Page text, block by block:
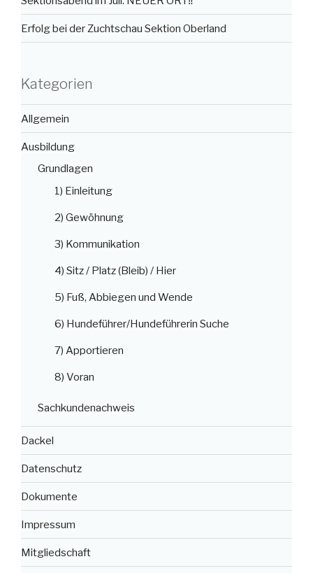
Erfolg bei der Zuchtschau Sektion Oberland
Kategorien
Allgemein
Ausbildung
Grundlagen
1) Einleitung
2) Gewöhnung
3) Kommunikation
4) Sitz / Platz (Bleib) / Hier
5) Fuß, Abbiegen und Wende
6) Hundeführer/Hundeführerin Suche
7) Apportieren
8) Voran
Sachkundenachweis
Dackel
Datenschutz
Dokumente
Impressum
Mitgliedschaft